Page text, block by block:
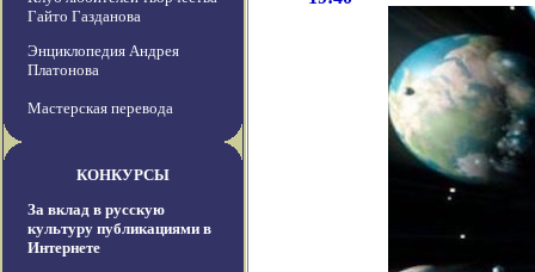
Гайто Газданова
Энциклопедия Андрея
Платонова
Мастерская перевода
КОНКУРСЫ
За вклад в русскую
культуру публикациями в
Интернете